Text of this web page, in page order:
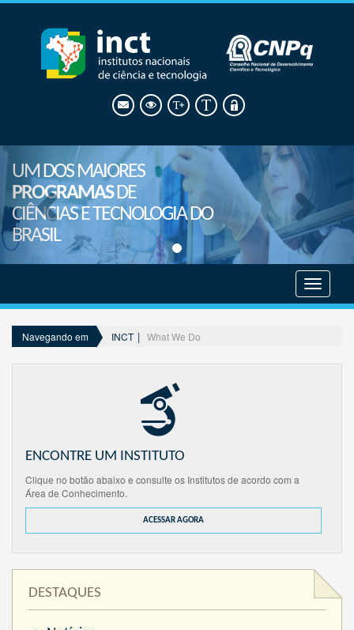
UM DOS MAIORES
PROGRAMASDE
CIÊNCIAS E TECNOLOGIA DO
BRASIL
menu
Navegando em INCT What We Do
ENCONTRE UM INSTITUTO
Clique no botão abaixo e consulte os Institutos de acordo com a
Área de Conhecimento.
ACESSAR AGORA
DESTAQUES